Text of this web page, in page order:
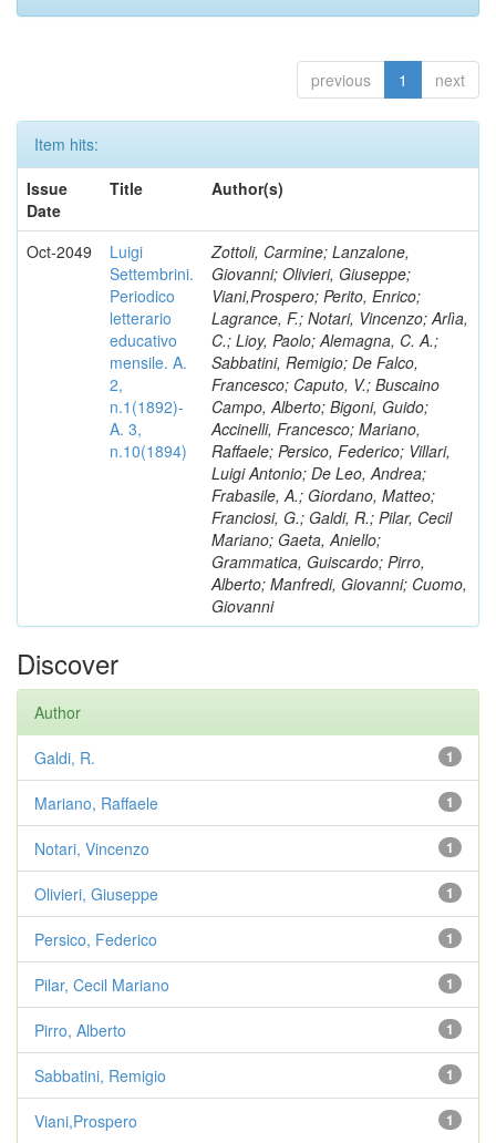
previous 1 next
Item hits:
Issue
Date
Title Author(s)
Oct-2049
Luigi
Settembrini.
Periodico
letterario
educativo
mensile. A.
2,
n.1(1892)-
A. 3,
n.10(1894)
Zottoli, Carmine; Lanzalone,
Giovanni; Olivieri, Giuseppe;
Viani,Prospero; Perito, Enrico;
Lagrance, F.; Notari, Vincenzo; Arlìa,
C.; Lioy, Paolo; Alemagna, C. A.;
Sabbatini, Remigio; De Falco,
Francesco; Caputo, V.; Buscaino
Campo, Alberto; Bigoni, Guido;
Accinelli, Francesco; Mariano,
Raffaele; Persico, Federico; Villari,
Luigi Antonio; De Leo, Andrea;
Frabasile, A.; Giordano, Matteo;
Franciosi, G.; Galdi, R.; Pilar, Cecil
Mariano; Gaeta, Aniello;
Grammatica, Guiscardo; Pirro,
Alberto; Manfredi, Giovanni; Cuomo,
Giovanni
Discover
Author
1
Galdi, R.
1
Mariano, Raffaele
1
Notari, Vincenzo
1
Olivieri, Giuseppe
1
Persico, Federico
1
Pilar, Cecil Mariano
1
Pirro, Alberto
1
Sabbatini, Remigio
1
Viani,Prospero